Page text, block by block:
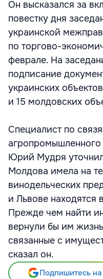
Он высказался за
повестку дня
украинской
по торгово-
феврале. На
подписание
украинских
и 15 молдовских
Специалист по
агропромышленного
Юрий Мудря
Молдова имела на
винодельческих
и Львове находятся
Прежде чем найти
вернули бы им
связанные с
сказал он.
Подпишитесь